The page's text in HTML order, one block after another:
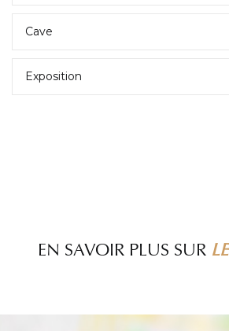
Cave
Exposition
EN SAVOIR PLUS SUR